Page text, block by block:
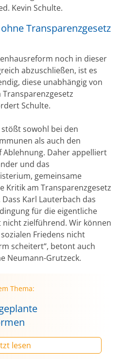
Kevin Schulte.
Transparenzgesetz
noch in dieser
abzuschließen, ist es
diese unabhängig von
Schulte.
sowohl bei den
als auch den
Daher appelliert
und das
gemeinsame
Kritik am Transparenzgesetz
Karl Lauterbach das
für die eigentliche
zielführend. Wir können
Friedens nicht
scheitert“, betont auch
Neumann-Grutzeck.
Thema:
lesen